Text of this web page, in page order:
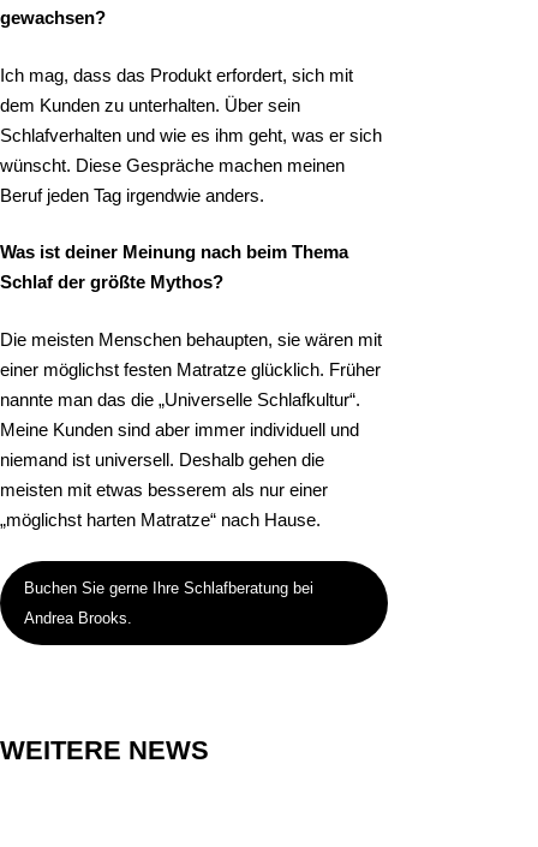
gewachsen?
Ich mag, dass das Produkt erfordert, sich mit
dem Kunden zu unterhalten. Über sein
Schlafverhalten und wie es ihm geht, was er sich
wünscht. Diese Gespräche machen meinen
Beruf jeden Tag irgendwie anders.
Was ist deiner Meinung nach beim Thema
Schlaf der größte Mythos?
Die meisten Menschen behaupten, sie wären mit
einer möglichst festen Matratze glücklich. Früher
nannte man das die „Universelle Schlafkultur“.
Meine Kunden sind aber immer individuell und
niemand ist universell. Deshalb gehen die
meisten mit etwas besserem als nur einer
„möglichst harten Matratze“ nach Hause.
Buchen Sie gerne Ihre Schlafberatung bei
Andrea Brooks.
WEITERE NEWS